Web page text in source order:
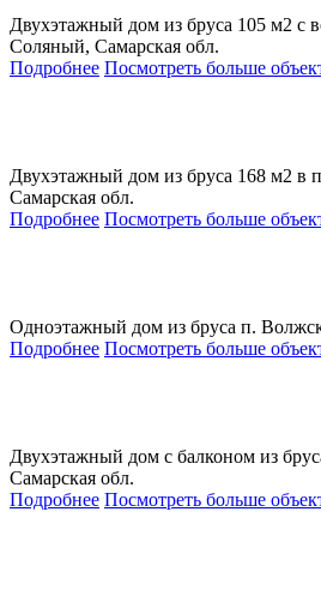
Двухэтажный дом из бруса 105 м2 с
Соляный, Самарская обл.
Подробнее Посмотреть больше
Двухэтажный дом из бруса 168 м2 в
Самарская обл.
Подробнее Посмотреть больше
Одноэтажный дом из бруса п.
Подробнее Посмотреть больше
Двухэтажный дом с балконом из
Самарская обл.
Подробнее Посмотреть больше